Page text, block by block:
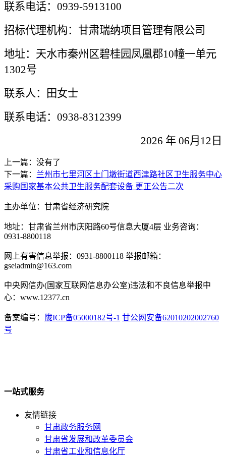
联系电话： 0939-5913100
招标代理机构：甘肃瑞纳项目管理有限公司
地址：天水市秦州区碧桂园凤凰郡10幢一单元
1302号
联系人：田女士
联系电话： 0938-8312399
2026 年 06月12日
上一篇：没有了
下一篇： 兰州市七里河区土门墩街道西津路社区卫生服务中心
采购国家基本公共卫生服务配套设备 更正公告二次
主办单位：甘肃省经济研究院
地址：甘肃省兰州市庆阳路60号信息大厦4层 业务咨询：
0931-8800118
网上有害信息举报：0931-8800118 举报邮箱：
gseiadmin@163.com
中央网信办(国家互联网信息办公室)违法和不良信息举报中
心：www.12377.cn
备案编号： 陇ICP备05000182号-1 甘公网安备62010202002760
号
一站式服务
友情链接
甘肃政务服务网
甘肃省发展和改革委员会
甘肃省工业和信息化厅